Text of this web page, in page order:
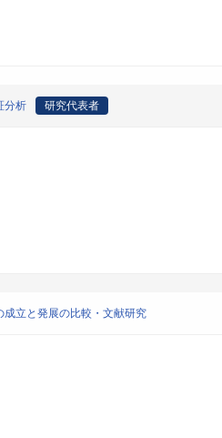
分析 研究代表者
立と発展の比較・文献研究